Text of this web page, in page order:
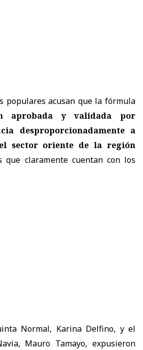
populares acusan que la fórmula
aprobada y validada por
desproporcionadamente a
sector oriente de la región
que claramente cuentan con los
Normal, Karina Delfino, y el
Mauro Tamayo, expusieron